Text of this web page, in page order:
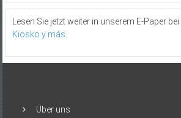
Lesen Sie jetzt weiter in unserem E-Paper bei
Kiosko y más
Über uns